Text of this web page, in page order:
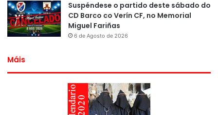
Suspéndese o partido deste sábado do
CD Barco co Verín CF, no Memorial
Miguel Fariñas
6 de Agosto de 2026
Máis